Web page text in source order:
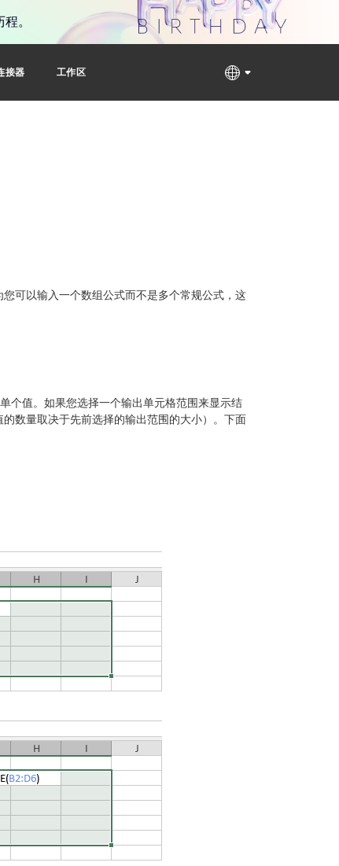
。
接器 工作区
可以输入一个数组公式而不是多个常规公式，这
个值。如果您选择一个输出单元格范围来显示结
数量取决于先前选择的输出范围的大小）。下面